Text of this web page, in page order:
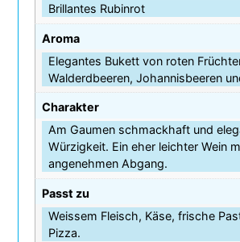
Brillantes Rubinrot
Aroma
Elegantes Bukett von roten
Walderdbeeren, Johannisbeeren
Charakter
Am Gaumen schmackhaft und
Würzigkeit. Ein eher leichter Wein
angenehmen Abgang.
Passt zu
Weissem Fleisch, Käse, frische
Pizza.